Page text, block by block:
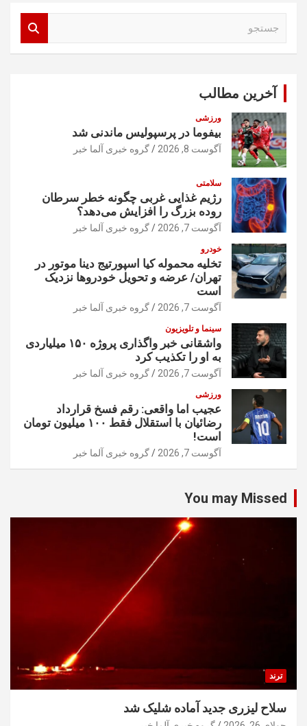
آخرین مطالب
ورزشی
بیفوما در پرسپولیس ماندنی شد
آگوست 8, 2026 گروه خبری آلما خبر
سلامتی
رژیم غذایی غربی چگونه خطر سرطان
روده بزرگ را افزایش می‌دهد؟
آگوست 7, 2026 گروه خبری آلما خبر
خودرو
تخلیه محموله کیا اسپورتیج دینا موتور در
تهران/ عرضه و تحویل خودروها نزدیک
است
آگوست 7, 2026 گروه خبری آلما خبر
سینما و تلویزیون
واشقانی خبر واگذاری پروژه ۱۵۰ میلیاردی
به او را تکذیب کرد
آگوست 7, 2026 گروه خبری آلما خبر
ورزشی
عجیب اما واقعی: رقم فسخ قرارداد
رضائیان با استقلال فقط ۱۰۰ میلیون تومان
است!
آگوست 7, 2026 گروه خبری آلما خبر
You may Missed
ترند
سلاح لیزری جدید آماده شلیک شد